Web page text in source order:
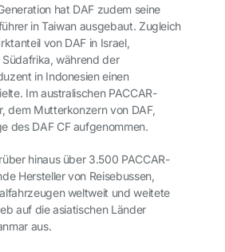
hat DAF zudem seine
in Taiwan ausgebaut. Zugleich
von DAF in Israel,
während der
in Indonesien einen
Im australischen PACCAR-
dem Mutterkonzern von DAF,
des DAF CF aufgenommen.
hinaus über 3.500 PACCAR-
Hersteller von Reisebussen,
weltweit und weitete
auf die asiatischen Länder
aus.